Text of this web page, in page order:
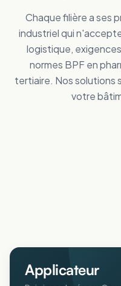
Chaque filière a ses
industriel qui
logistique,
normes BPF en
tertiaire. Nos
votre
Tertiaire
Applicateur